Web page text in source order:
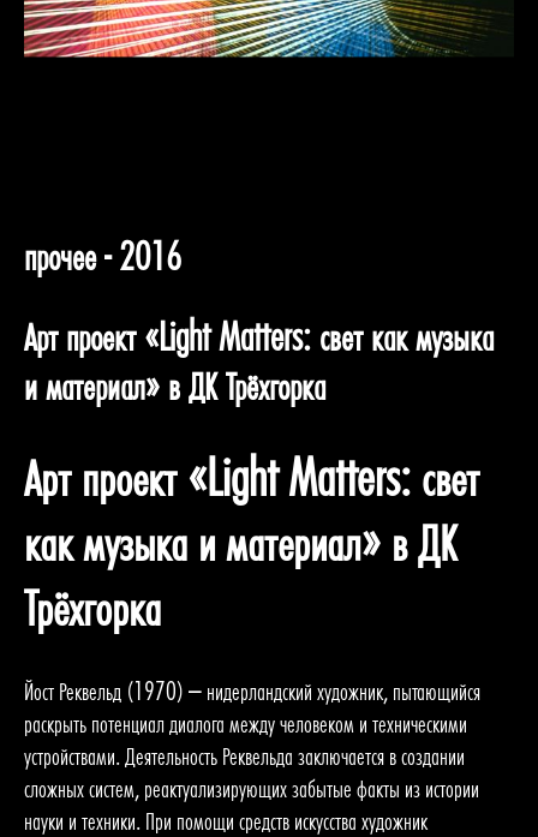
прочее - 2016
Арт проект «Light Matters: свет как музыка
и материал» в ДК Трёхгорка
Арт проект «Light Matters: свет
как музыка и материал» в ДК
Трёхгорка
Йост Реквельд (1970) – нидерландский художник, пытающийся
раскрыть потенциал диалога между человеком и техническими
устройствами. Деятельность Реквельда заключается в создании
сложных систем, реактуализирующих забытые факты из истории
науки и техники. При помощи средств искусства художник